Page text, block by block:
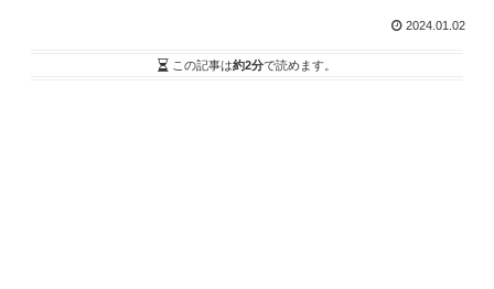
2024.01.02
この記事は約2分で読めます。